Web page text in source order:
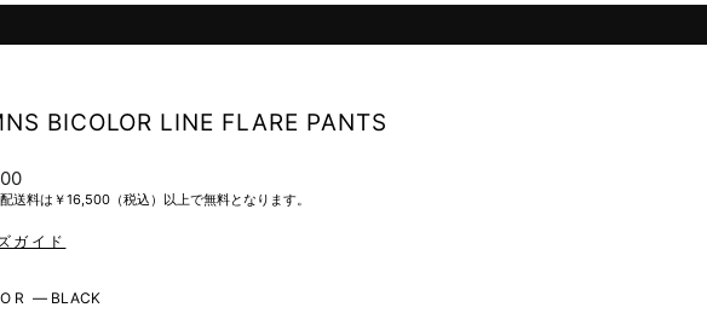
BICOLOR LINE FLARE PANTS
配送料は￥16,500（税込）以上で無料となります。
— BLACK